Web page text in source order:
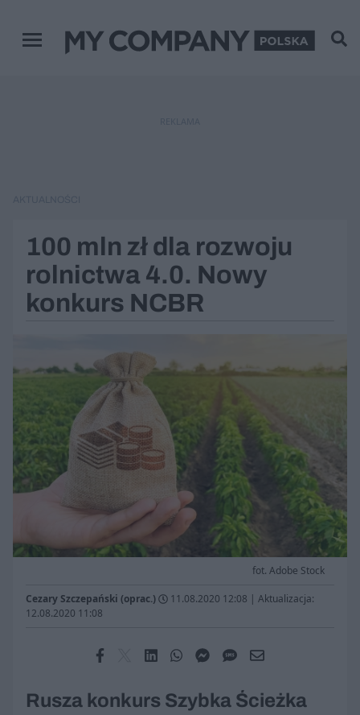
Menu główne
100 mln zł dla rozwoju
rolnictwa 4.0. Nowy
konkurs NCBR
fot. Adobe Stock
Cezary Szczepański (oprac.) 11.08.2020 12:08 | Aktualizacja:
12.08.2020 11:08
Rusza konkurs Szybka Ścieżka